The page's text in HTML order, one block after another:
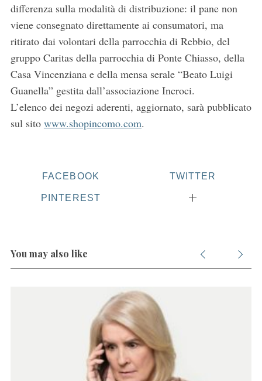
differenza sulla modalità di distribuzione: il pane non
viene consegnato direttamente ai consumatori, ma
ritirato dai volontari della parrocchia di Rebbio, del
gruppo Caritas della parrocchia di Ponte Chiasso, della
Casa Vincenziana e della mensa serale “Beato Luigi
Guanella” gestita dall’associazione Incroci.
L’elenco dei negozi aderenti, aggiornato, sarà pubblicato
sul sito www.shopincomo.com.
FACEBOOK TWITTER
PINTEREST
You may also like